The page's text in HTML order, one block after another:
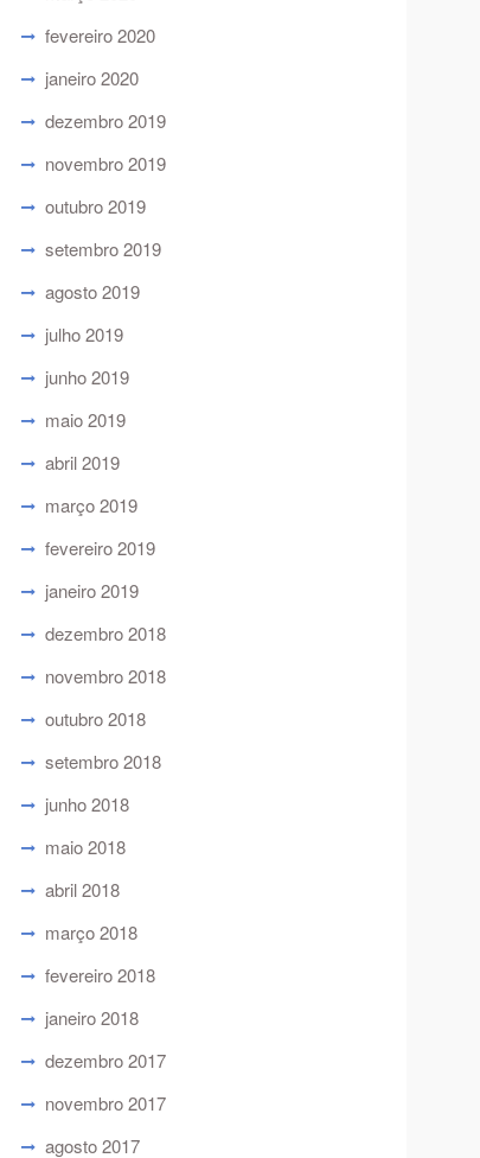
fevereiro 2020
janeiro 2020
dezembro 2019
novembro 2019
outubro 2019
setembro 2019
agosto 2019
julho 2019
junho 2019
maio 2019
abril 2019
março 2019
fevereiro 2019
janeiro 2019
dezembro 2018
novembro 2018
outubro 2018
setembro 2018
junho 2018
maio 2018
abril 2018
março 2018
fevereiro 2018
janeiro 2018
dezembro 2017
novembro 2017
agosto 2017